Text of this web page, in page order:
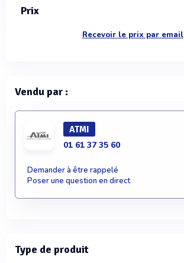
Prix
Recevoir le prix par email
Vendu par :
ATMI
01 61 37 35 60
Demander à être rappelé
Poser une question en direct
Type de produit